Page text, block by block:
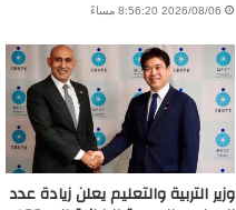
2026/08/06 8:56:20 مساءً
وزير التربية والتعليم يعلن زيادة عدد